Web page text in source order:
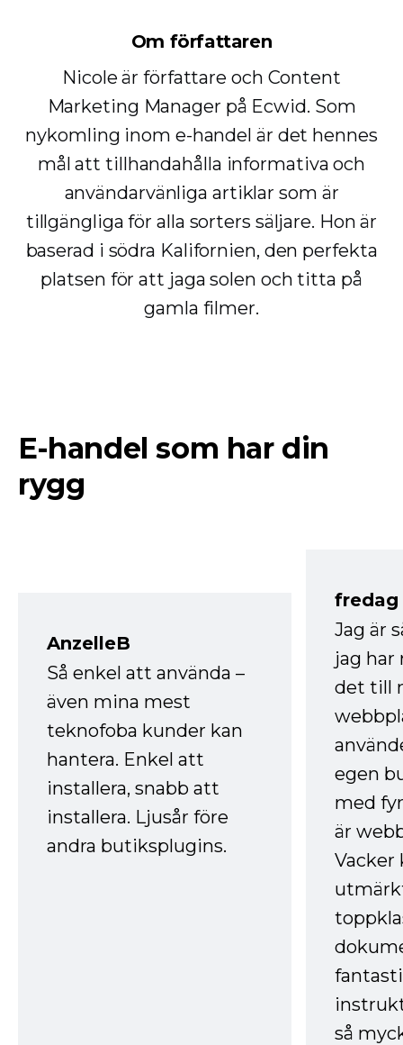
Om författaren
Nicole är författare och Content
Marketing Manager på Ecwid. Som
nykomling inom e-handel är det hennes
mål att tillhandahålla informativa och
användarvänliga artiklar som är
tillgängliga för alla sorters säljare. Hon är
baserad i södra Kalifornien, den perfekta
platsen för att jaga solen och titta på
gamla filmer.
E-handel som har din
rygg
AnzelleB
Så enkel att använda –
även mina mest
teknofoba kunder kan
hantera. Enkel att
installera, snabb att
installera. Ljusår före
andra butiksplugins.
fredag
Jag är
jag
det till
egen
med
är
Vacker
så